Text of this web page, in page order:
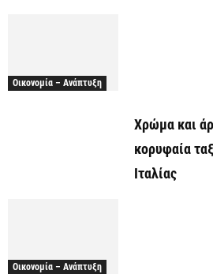
Οικονομία – Ανάπτυξη
Χρώμα και
κορυφαία
Ιταλίας
Οικονομία – Ανάπτυξη